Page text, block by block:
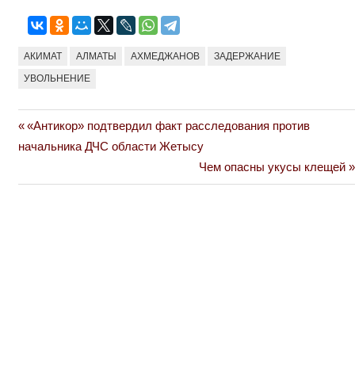
АКИМАТ АЛМАТЫ АХМЕДЖАНОВ ЗАДЕРЖАНИЕ
УВОЛЬНЕНИЕ
Навигация
Previous
Post:
«Антикор» подтвердил факт расследования против
начальника ДЧС области Жетысу
Next
Post:
Чем опасны укусы клещей